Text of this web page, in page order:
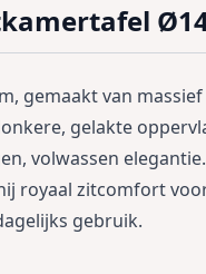
gemaakt van
gelakte
volwassen
royaal zitcomfort
gebruik.